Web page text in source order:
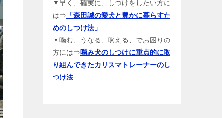
▼早く、確実に、しつけをしたい方に
は⇒ 「森田誠の愛犬と豊かに暮らすた
めのしつけ法」
▼噛む、うなる、吠える、でお困りの
方には⇒噛み犬のしつけに重点的に取
り組んできたカリスマトレーナーのし
つけ法